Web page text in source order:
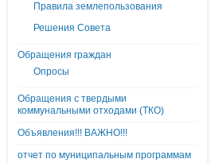
Правила землепользования
Решения Совета
Обращения граждан
Опросы
Обращения с твердыми
коммунальными отходами (ТКО)
Объявления!!! ВАЖНО!!!
отчет по муниципальным программам